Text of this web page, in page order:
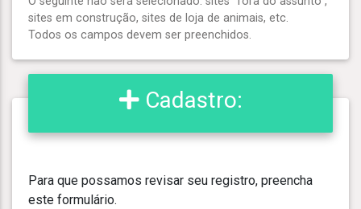
sites em construção, sites de loja de animais, etc.
Todos os campos devem ser preenchidos.
Cadastro:
Para que possamos revisar seu registro, preencha
este formulário.